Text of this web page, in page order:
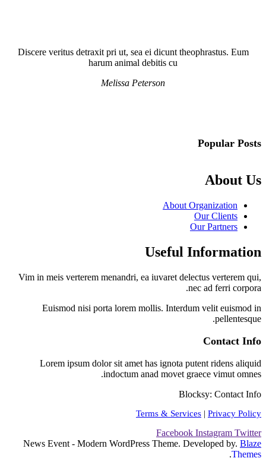
Discere veritus detraxit pri ut, sea ei dicunt theophrastus. Eum
harum animal debitis cu
Melissa Peterson
Popular Posts
About Us
About Organization
Our Clients
Our Partners
Useful Information
Vim in meis verterem menandri, ea iuvaret delectus verterem qui,
nec ad ferri corpora.
Euismod nisi porta lorem mollis. Interdum velit euismod in
pellentesque.
Contact Info
Lorem ipsum dolor sit amet has ignota putent ridens aliquid
indoctum anad movet graece vimut omnes.
Blocksy: Contact Info
Terms & Services | Privacy Policy
Facebook Instagram Twitter
News Event - Modern WordPress Theme. Developed by. Blaze
Themes
.